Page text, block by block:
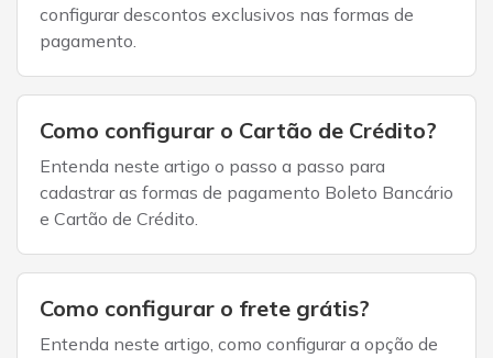
configurar descontos exclusivos nas formas de
pagamento.
Como configurar o Cartão de Crédito?
Entenda neste artigo o passo a passo para
cadastrar as formas de pagamento Boleto Bancário
e Cartão de Crédito.
Como configurar o frete grátis?
Entenda neste artigo, como configurar a opção de